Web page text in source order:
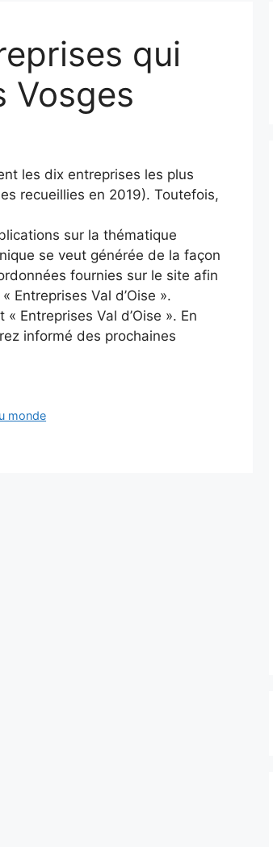
qui
Vosges
les dix entreprises les plus
recueillies en 2019). Toutefois,
sur la thématique
se veut générée de la façon
fournies sur le site afin
Entreprises Val d’Oise ».
Entreprises Val d’Oise ». En
informé des prochaines
monde